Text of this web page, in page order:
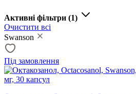
Активні фільтри (1)
Очистити всі
Swanson
Під замовлення